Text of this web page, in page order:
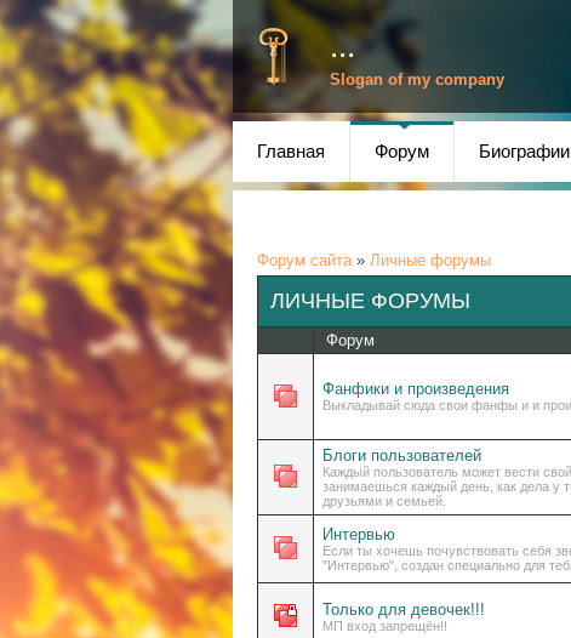
...
Slogan of my company
Главная Форум Биографии
Форум сайта » Личные форумы
ЛИЧНЫЕ ФОРУМЫ
Форум
Фанфики и произведения
Выкладывай сюда свои фанфы и и
Блоги пользователей
Каждый пользователь может вести
занимаешься каждый день, как дела у
друзьями и семьей.
Интервью
Если ты хочешь почувствовать себя
"Интервью", создан специально для
Только для девочек!!!
МП вход запрещён!!